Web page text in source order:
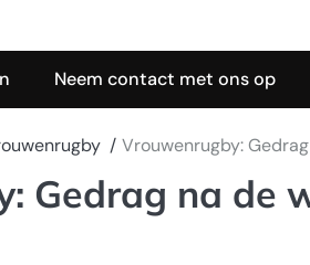
Neem contact met ons op
Vrouwenrugby:
Gedrag na de